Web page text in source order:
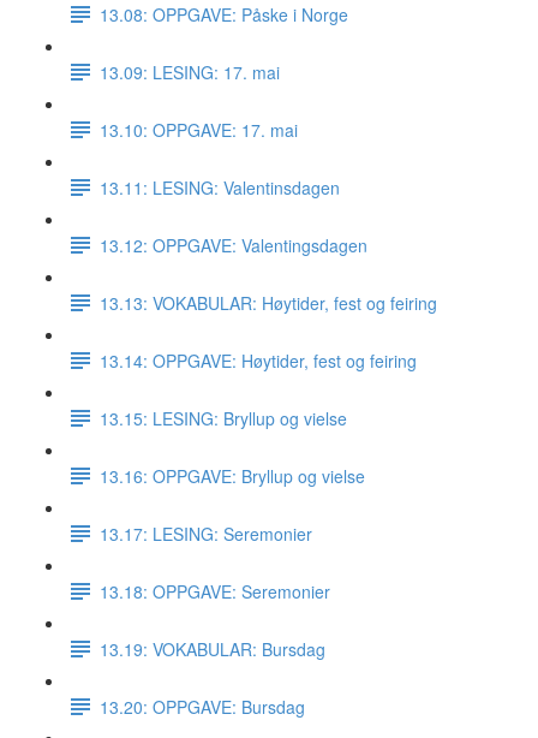
13.08: OPPGAVE: Påske i Norge
13.09: LESING: 17. mai
13.10: OPPGAVE: 17. mai
13.11: LESING: Valentinsdagen
13.12: OPPGAVE: Valentingsdagen
13.13: VOKABULAR: Høytider, fest og feiring
13.14: OPPGAVE: Høytider, fest og feiring
13.15: LESING: Bryllup og vielse
13.16: OPPGAVE: Bryllup og vielse
13.17: LESING: Seremonier
13.18: OPPGAVE: Seremonier
13.19: VOKABULAR: Bursdag
13.20: OPPGAVE: Bursdag